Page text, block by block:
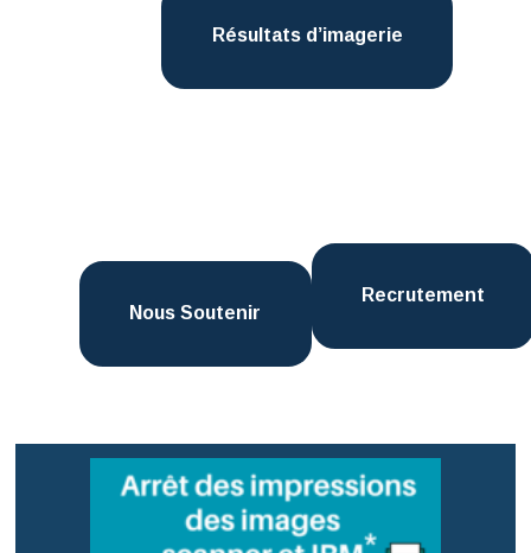
Résultats d’imagerie
Nous Soutenir
Recrutement